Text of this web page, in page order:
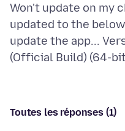
Won't update on my
updated to the
update the app...
Toutes les réponses (1)